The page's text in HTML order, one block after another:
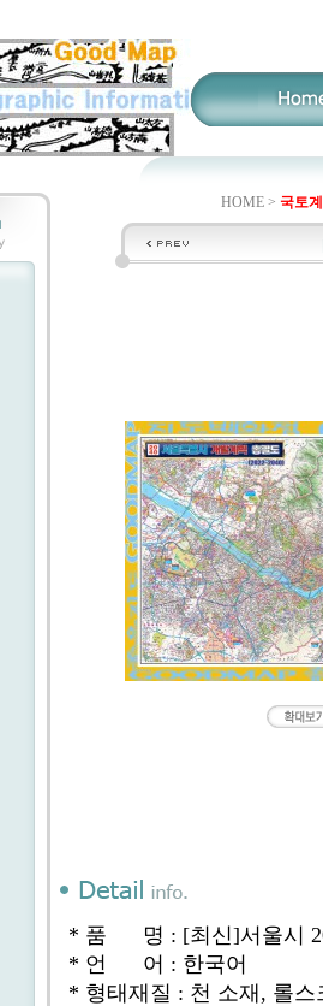
HOME > 국토
* 품 명 : [최신]서울시
* 언 어 : 한국어
* 형태재질 : 천 소재, 롤스